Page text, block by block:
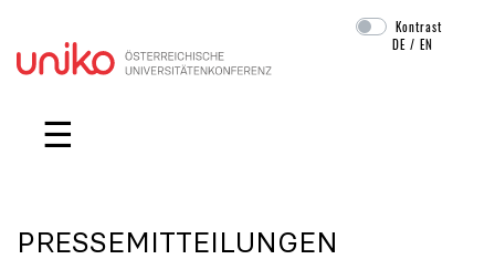
Navigation überspringen
Kontrast
DE /EN
☰
PRESSEMITTEILUNGEN